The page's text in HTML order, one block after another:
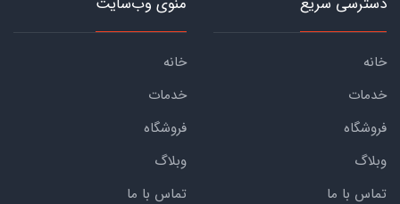
خانه
خدمات
فروشگاه
وبلاگ
تماس با ما
خانه
خدمات
فروشگاه
وبلاگ
تماس با ما